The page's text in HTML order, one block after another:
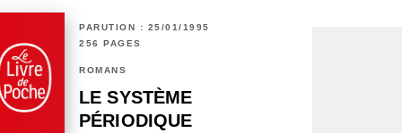
PARUTION : 25/01/1995
256 PAGES
ROMANS
LE SYSTÈME
PÉRIODIQUE